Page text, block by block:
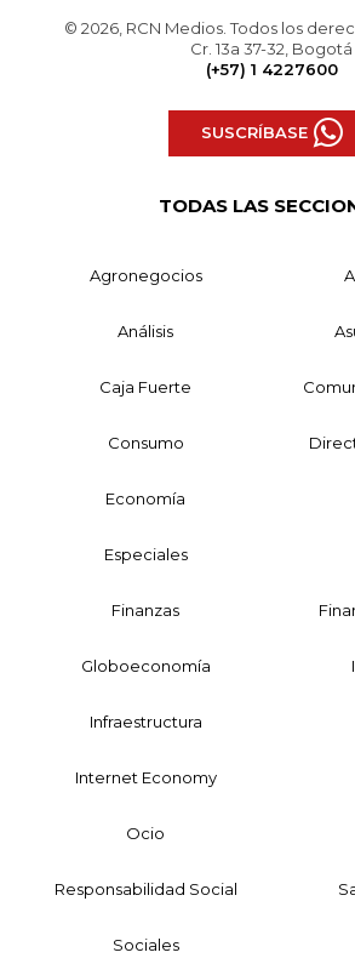
© 2026, RCN Medios. Todos los
Cr. 13a 37-32, Bogotá
(+57) 1 4227600
SUSCRÍBASE
TODAS LAS
Agronegocios
Análisis
Caja Fuerte
Consumo
Economía
Especiales
Finanzas
Globoeconomía
Infraestructura
Internet Economy
Ocio
Responsabilidad Social
Sociales